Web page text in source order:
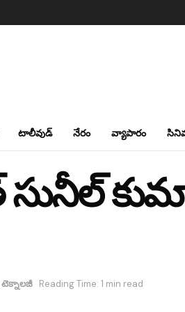
టాలీవుడ్ నేరం వ్యాపారం
టెక్నాలజీ Reading Time: 1 min read